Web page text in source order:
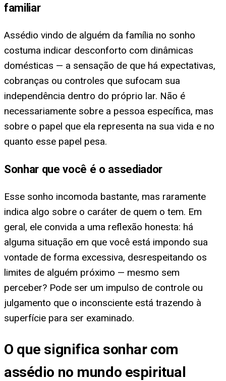
familiar
Assédio vindo de alguém da família no sonho
costuma indicar desconforto com dinâmicas
domésticas — a sensação de que há expectativas,
cobranças ou controles que sufocam sua
independência dentro do próprio lar. Não é
necessariamente sobre a pessoa específica, mas
sobre o papel que ela representa na sua vida e no
quanto esse papel pesa.
Sonhar que você é o assediador
Esse sonho incomoda bastante, mas raramente
indica algo sobre o caráter de quem o tem. Em
geral, ele convida a uma reflexão honesta: há
alguma situação em que você está impondo sua
vontade de forma excessiva, desrespeitando os
limites de alguém próximo — mesmo sem
perceber? Pode ser um impulso de controle ou
julgamento que o inconsciente está trazendo à
superfície para ser examinado.
O que significa sonhar com
assédio no mundo espiritual